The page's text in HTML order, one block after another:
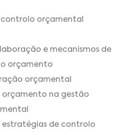
orçamental
e mecanismos de
orçamento
orçamental
na gestão
estratégias de controlo